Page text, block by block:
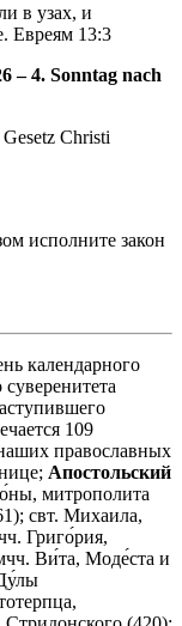
в узах, и
Евреям 13:3
–4. Sonntag nach
Christi
исполните закон
календарного
109
православных
Апостольский
митрополита
свт. Михаила,
Григо́рия,
Ви́та, Моде́ста и